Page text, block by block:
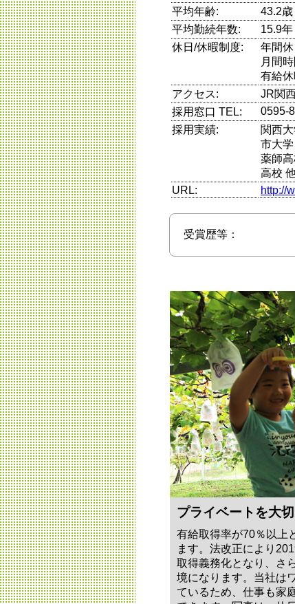
平均年齢:
43.2歳
平均勤続年数:
15.9年
休日/休暇制度:
年間
月間
有給
アクセス:
JR関
採用窓口 TEL:
0595-
採用実績:
関西
市大
薬師
高校
URL:
http://
受賞歴等：
プライベートを大
有給取得率が70％以上
ます。法改正により
取得義務化となり、さ
境になります。当社は
ているため、仕事も家